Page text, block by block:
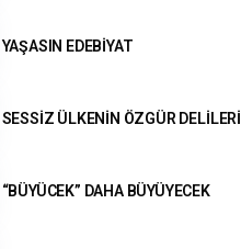
YAŞASIN EDEBİYAT
SESSİZ ÜLKENİN ÖZGÜR DELİLERİ
“BÜYÜCEK” DAHA BÜYÜYECEK